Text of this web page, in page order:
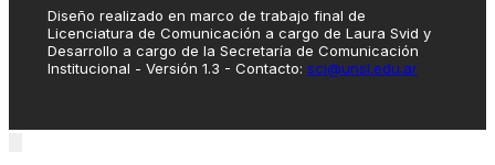
Diseño realizado en marco de trabajo final de
Licenciatura de Comunicación a cargo de Laura Svid y
Desarrollo a cargo de la Secretaría de Comunicación
Institucional - Versión 1.3 - Contacto: sci@unsl.edu.ar